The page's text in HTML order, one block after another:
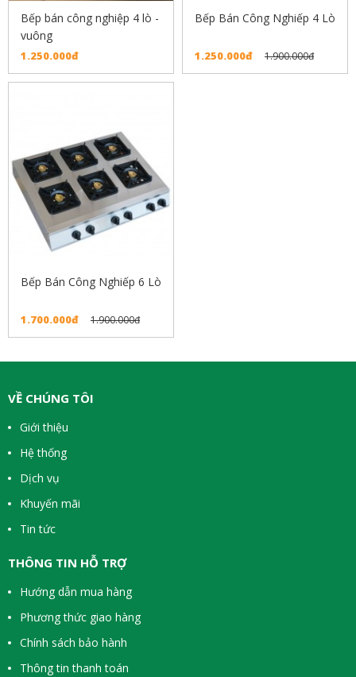
Bếp bán công nghiệp 4 lò -
vuông
1.250.000đ
Bếp Bán Công Nghiếp 4 Lò
1.250.000đ 1.900.000đ
Bếp Bán Công Nghiếp 6 Lò
1.700.000đ 1.900.000đ
VỀ CHÚNG TÔI
Giới thiệu
Hệ thống
Dịch vụ
Khuyến mãi
Tin tức
THÔNG TIN HỖ TRỢ
Hướng dẫn mua hàng
Phương thức giao hàng
Chính sách bảo hành
Thông tin thanh toán